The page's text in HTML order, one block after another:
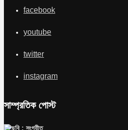
facebook
youtube
twitter
instagram
সাম্প্রতিক পোস্ট